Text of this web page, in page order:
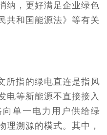
纳，更好满足企业绿色
共和国能源法》等有关
所指的绿电直连是指风
电等新能源不直接接入
单一电力用户供给绿
理溯源的模式。其中，